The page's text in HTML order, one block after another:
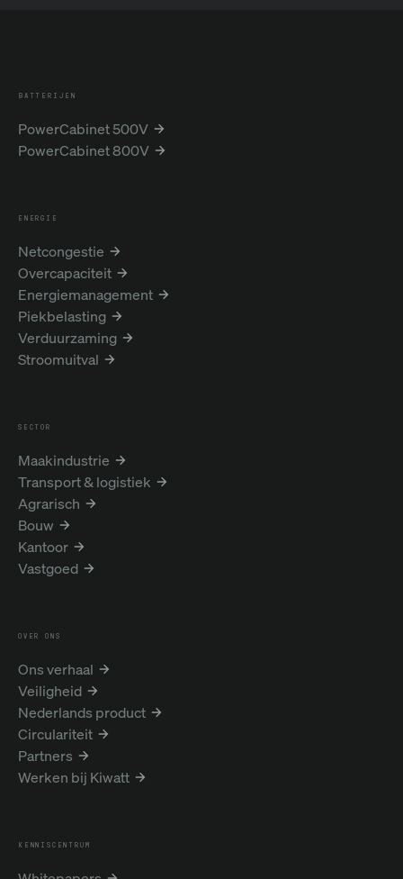
BATTERIJEN
PowerCabinet 500V
PowerCabinet 800V
ENERGIE
Netcongestie
Overcapaciteit
Energiemanagement
Piekbelasting
Verduurzaming
Stroomuitval
SECTOR
Maakindustrie
Transport & logistiek
Agrarisch
Bouw
Kantoor
Vastgoed
OVER ONS
Ons verhaal
Veiligheid
Nederlands product
Circulariteit
Partners
Werken bij Kiwatt
KENNISCENTRUM